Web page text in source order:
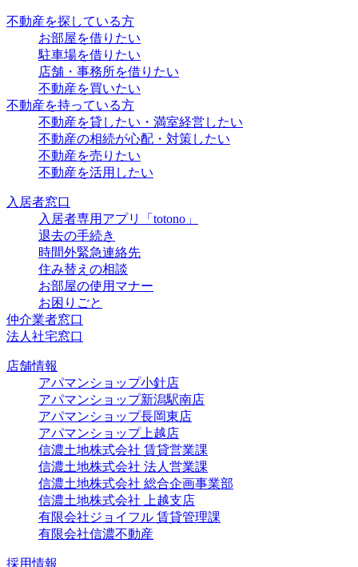
不動産を探している方
お部屋を借りたい
駐車場を借りたい
店舗・事務所を借りたい
不動産を買いたい
不動産を持っている方
不動産を貸したい・満室経営したい
不動産の相続が心配・対策したい
不動産を売りたい
不動産を活用したい
入居者窓口
入居者専用アプリ「totono」
退去の手続き
時間外緊急連絡先
住み替えの相談
お部屋の使用マナー
お困りごと
仲介業者窓口
法人社宅窓口
店舗情報
アパマンショップ小針店
アパマンショップ新潟駅南店
アパマンショップ長岡東店
アパマンショップ上越店
信濃土地株式会社 賃貸営業課
信濃土地株式会社 法人営業課
信濃土地株式会社 総合企画事業部
信濃土地株式会社 上越支店
有限会社ジョイフル 賃貸管理課
有限会社信濃不動産
採用情報